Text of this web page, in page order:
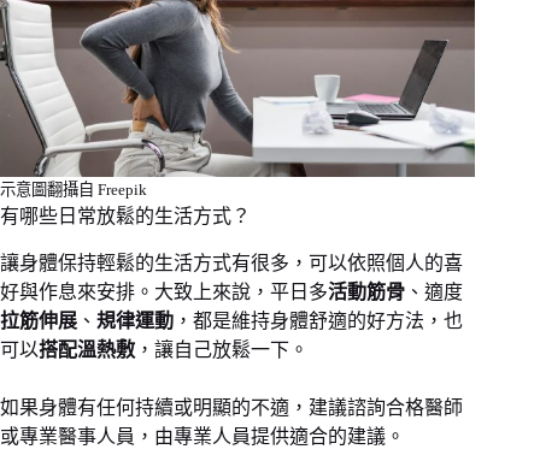
示意圖翻攝自 Freepik
有哪些日常放鬆的生活方式？
讓身體保持輕鬆的生活方式有很多，可以依照個人的喜
好與作息來安排。大致上來說，平日多活動筋骨 、適度
拉筋伸展 、 規律運動 ，都是維持身體舒適的好方法，也
可以搭配溫熱敷 ，讓自己放鬆一下。
如果身體有任何持續或明顯的不適，建議諮詢合格醫師
或專業醫事人員，由專業人員提供適合的建議。